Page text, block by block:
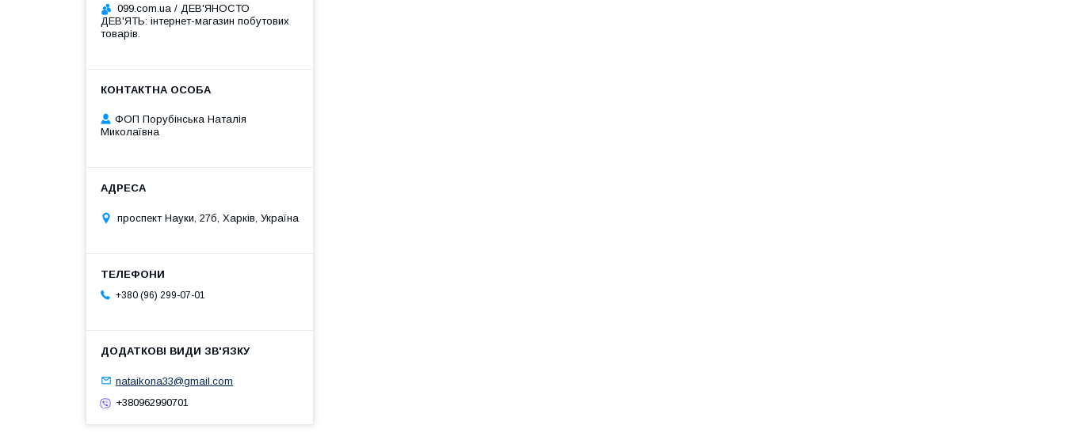
099.com.ua / ДЕВ'ЯНОСТО
ДЕВ'ЯТЬ: інтернет-магазин побутових
товарів.
ФОП Порубінська Наталія
Миколаївна
проспект Науки, 27б, Харків, Україна
+380 (96) 299-07-01
nataikona33@gmail.com
+380962990701